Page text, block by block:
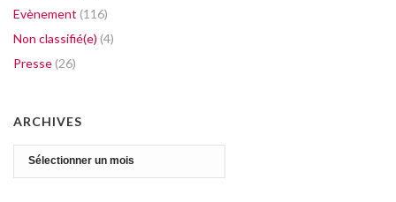
Evènement (116)
Non classifié(e) (4)
Presse (26)
ARCHIVES
Archives